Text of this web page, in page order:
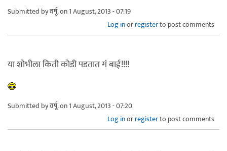
Submitted byवर्षू.on 1 August, 2013 - 07:19
Log inorregisterto post comments
या शोभीला किती कोडी पडतात गं बाई!!!!
Submitted byवर्षू.on 1 August, 2013 - 07:20
Log inorregisterto post comments